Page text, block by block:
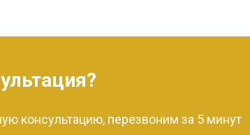
консультацию, перезвоним за 5 минут